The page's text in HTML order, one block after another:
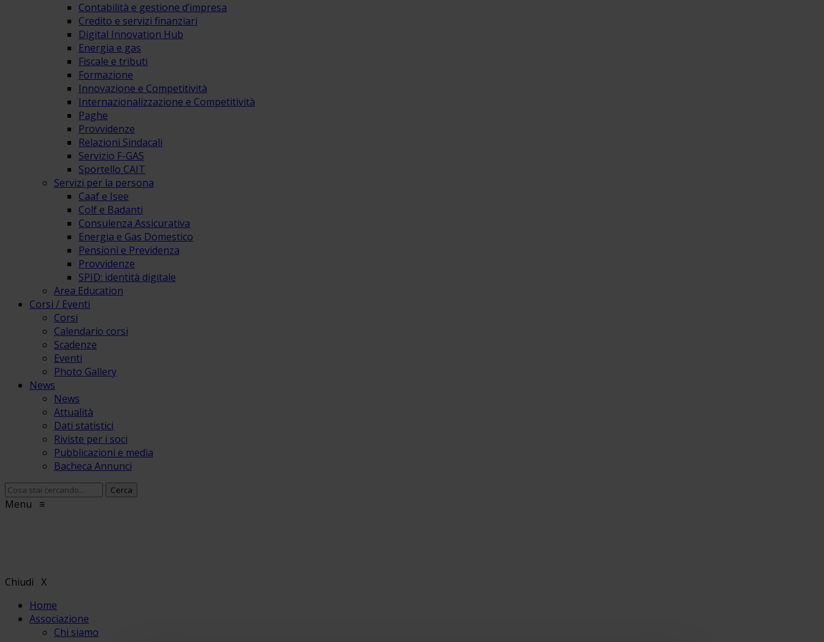
Contabilità e gestione d’impresa
Credito e servizi finanziari
Digital Innovation Hub
Energia e gas
Fiscale e tributi
Formazione
Innovazione e Competitività
Internazionalizzazione e Competitività
Paghe
Provvidenze
Relazioni Sindacali
Servizio F-GAS
Sportello CAIT
Servizi per la persona
Caaf e Isee
Colf e Badanti
Consulenza Assicurativa
Energia e Gas Domestico
Pensioni e Previdenza
Provvidenze
SPID: identità digitale
Area Education
Corsi / Eventi
Corsi
Calendario corsi
Scadenze
Eventi
Photo Gallery
News
News
Attualità
Dati statistici
Riviste per i soci
Pubblicazioni e media
Bacheca Annunci
Menu ≡
Chiudi X
Home
Associazione
Chi siamo